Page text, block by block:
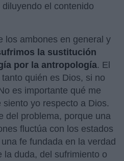
el contenido
los ambones en general y
la sustitución
por la antropología. El
quién es Dios, si no
es importante qué me
yo respecto a Dios.
del problema, porque una
fluctúa con los estados
fe fundada en la verdad
la duda, del sufrimiento o